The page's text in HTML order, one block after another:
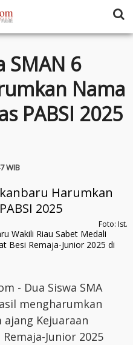
SMAN 6
Nama
PABSI 2025
WIB
Foto: Ist.
Wakili Riau Sabet Medali
Besi Remaja-Junior 2025 di
- Dua Siswa SMA
mengharumkan
ajang Kejuaraan
Junior 2025